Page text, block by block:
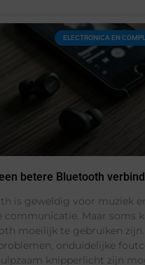
ELECTRONICA EN
betere Bluetooth
is geweldig voor muziek
communicatie. Maar soms
moeilijk te gebruiken zijn.
onduidelijke
knipperlicht zijn